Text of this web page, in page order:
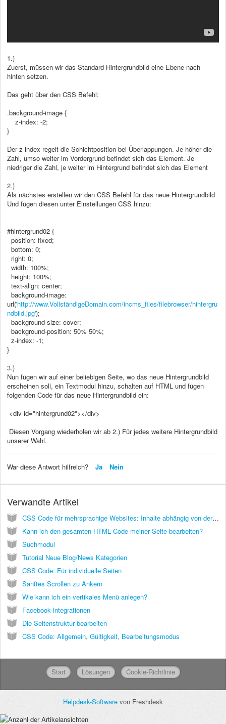
1.)
Zuerst, müssen wir das Standard Hintergrundbild eine Ebene nach
hinten setzen.
Das geht über den CSS Befehl:
.background-image {
z-index: -2;
}
Der z-index regelt die Schichtposition bei Überlappungen. Je höher die
Zahl, umso weiter im Vordergrund befindet sich das Element. Je
niedriger die Zahl, je weiter im Hintergrund befindet sich das Element
2.)
Als nächstes erstellen wir den CSS Befehl für das neue Hintergrundbild
Und fügen diesen unter Einstellungen CSS hinzu:
#hintergrund02 {
position: fixed;
bottom: 0;
right: 0;
width: 100%;
height: 100%;
text-align: center;
background-image:
url('http://www.VollständigeDomain.com/incms_files/filebrowser/hintergru
ndbild.jpg');
background-size: cover;
background-position: 50% 50%;
z-index: -1;
}
3.)
Nun fügen wir auf einer beliebigen Seite, wo das neue Hintergrundbild
erscheinen soll, ein Textmodul hinzu, schalten auf HTML und fügen
folgenden Code für das neue Hintergrundbild ein:
<div id="hintergrund02"></div>
Diesen Vorgang wiederholen wir ab 2.) Für jedes weitere Hintergrundbild
unserer Wahl.
War diese Antwort hilfreich? Ja Nein
Verwandte Artikel
CSS Code für mehrsprachige Websites: Inhalte abhängig von der Sprache stylen
Kann ich den gesamten HTML Code meiner Seite bearbeiten?
Suchmodul
Tutorial Neue Blog/News Kategorien
CSS Code: Für individuelle Seiten
Sanftes Scrollen zu Ankern
Wie kann ich ein vertikales Menü anlegen?
Facebook-Integrationen
Die Seitenstruktur bearbeiten
CSS Code: Allgemein, Gültigkeit, Bearbeitungsmodus
Start Lösungen Cookie-Richtlinie
Helpdesk-Software von Freshdesk